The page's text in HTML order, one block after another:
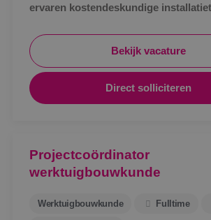
ervaren kostendeskundige
Bekijk vacature
Direct solliciteren
Projectcoördinator
werktuigbouwkunde
Werktuigbouwkunde Fulltime